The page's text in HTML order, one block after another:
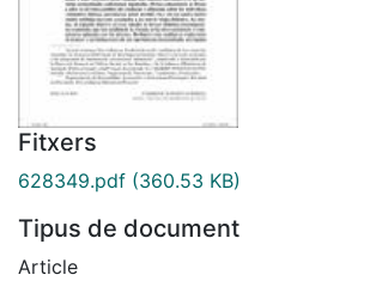
Fitxers
628349.pdf (360.53 KB)
Tipus de document
Article